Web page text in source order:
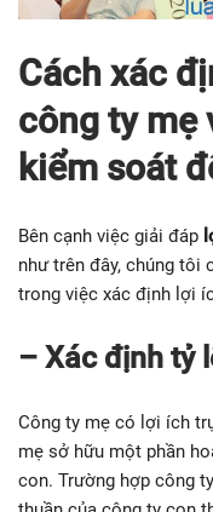
Cách xác
công ty mẹ
kiểm soát
Bên cạnh việc giải đáp
như trên đây, chúng tôi
trong việc xác định lợi
– Xác định tỷ
Công ty mẹ có lợi ích
mẹ sở hữu một phần
con. Trường hợp công